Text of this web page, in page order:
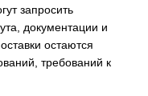
запросить
документации и
остаются
требований к